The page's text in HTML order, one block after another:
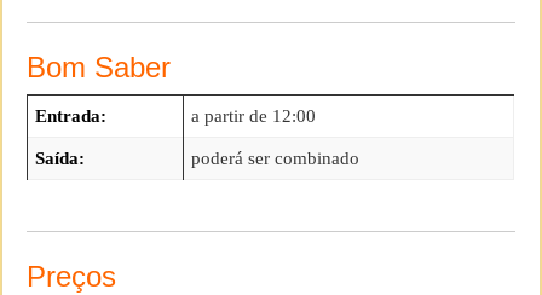
Bom Saber
Entrada: a partir de 12:00
Saída: poderá ser combinado
Preços